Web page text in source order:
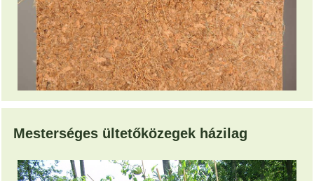
Mesterséges ültetőközegek házilag